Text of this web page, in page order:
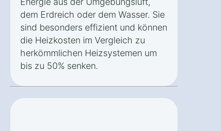
dem Erdreich oder dem Wasser. Sie
sind besonders effizient und können
die Heizkosten im Vergleich zu
herkömmlichen Heizsystemen um
bis zu 50% senken.